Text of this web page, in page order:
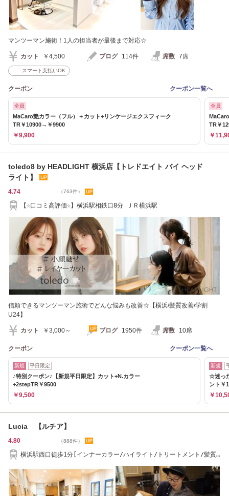
マンツーマン施術！1人の担当者が最後まで対応☆
カット ￥4,500 ブログ 114件 席数 7席
スマート支払いOK
クーポン クーポン一覧へ
全員
MaCaro艶カラー（フル）＋カット+リンケージエクスフィーク
TR￥10900→￥9900
￥9,900
全員
TR￥
￥
toledo8 by HEADLIGHT 横浜店【トレドエイト バイ ヘッド
ライト】
4.74 （763件）
【☆口コミ高評価☆】横浜駅相鉄口8分 ＪＲ横浜駅
信頼できるマンツーマン施術でどんな悩みも改善☆【横浜/髪質改善/学割
U24】
カット ￥3,000～ ブログ 1950件 席数 10席
クーポン クーポン一覧へ
新規 平日限定
♪特別クーポン♪【新規平日限定】カット+N.カラー
+2stepTR￥9500
￥9,500
新規
☆迷っ
ント￥
￥
Lucia 【ルチア】
4.80 （888件）
横浜駅西口徒歩1分[インナーカラー/ハイライト/トリートメント/髪質